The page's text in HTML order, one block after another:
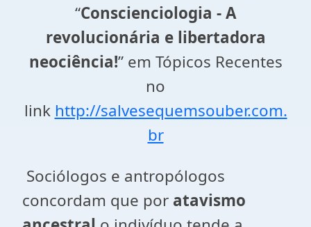
“Conscienciologia - A
revolucionária e libertadora
neociência!” em Tópicos Recentes
no
link http://salvesequemsouber.com.
br
Sociólogos e antropólogos
concordam que por atavismo